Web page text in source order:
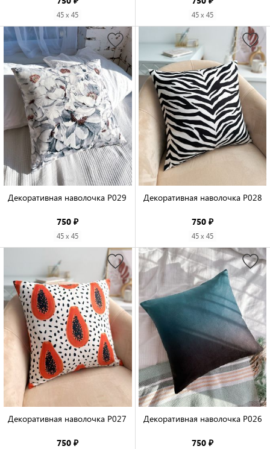
45 x 45 45 x 45
Декоративная наволочка P029
750 ₽
45 x 45
Декоративная наволочка P028
750 ₽
45 x 45
Декоративная наволочка P027
750 ₽
Декоративная наволочка P026
750 ₽